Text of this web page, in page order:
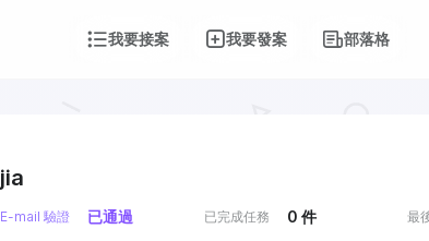
我要接案 我要發案 部落格
jia
E-mail 驗證 已通過 已完成任務 0 件 最